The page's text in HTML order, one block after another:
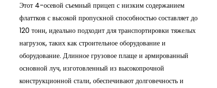
Этот 4-осевой съемный прицеп с низким содержанием
флаттков с высокой пропускной способностью составляет до
120 тонн, идеально подходит для транспортировки тяжелых
нагрузок, таких как строительное оборудование и
оборудование. Длинное грузовое плаще и армированный
основной луч, изготовленный из высокопрочной
конструкционной стали, обеспечивают долговечность и